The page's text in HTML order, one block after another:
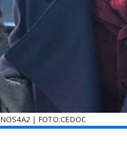
NOS4A2 | FOTO:CEDOC